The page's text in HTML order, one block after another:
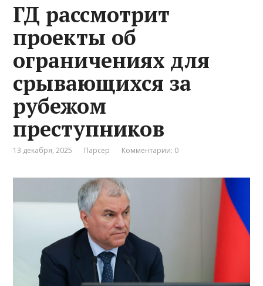
ГД рассмотрит
проекты об
ограничениях для
срывающихся за
рубежом
преступников
13 декабря, 2025 Парсер Комментарии: 0